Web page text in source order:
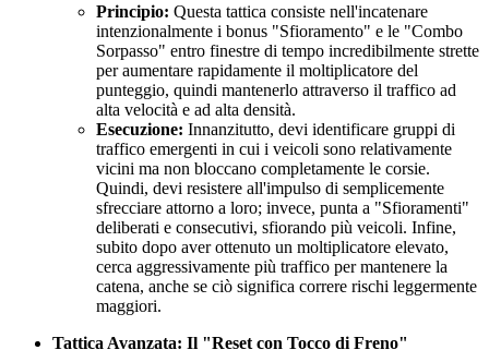
Principio: Questa tattica consiste nell'incatenare
intenzionalmente i bonus "Sfioramento" e le "Combo
Sorpasso" entro finestre di tempo incredibilmente strette
per aumentare rapidamente il moltiplicatore del
punteggio, quindi mantenerlo attraverso il traffico ad
alta velocità e ad alta densità.
Esecuzione: Innanzitutto, devi identificare gruppi di
traffico emergenti in cui i veicoli sono relativamente
vicini ma non bloccano completamente le corsie.
Quindi, devi resistere all'impulso di semplicemente
sfrecciare attorno a loro; invece, punta a "Sfioramenti"
deliberati e consecutivi, sfiorando più veicoli. Infine,
subito dopo aver ottenuto un moltiplicatore elevato,
cerca aggressivamente più traffico per mantenere la
catena, anche se ciò significa correre rischi leggermente
maggiori.
Tattica Avanzata: Il "Reset con Tocco di Freno"